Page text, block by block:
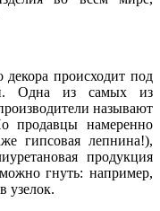
происходит под
Одна из самых из
называют
продавцы намеренно
гипсовая лепнина!),
продукция
гнуть: например,
узелок.